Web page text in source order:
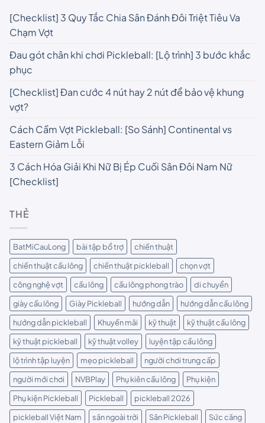
[Checklist] 3 Quy Tắc Chia Sân Đánh Đôi Triệt Tiêu Va
Chạm Vợt
Đau gót chân khi chơi Pickleball: [Lộ trình] 3 bước khắc
phục
[Checklist] Đan cước 4 nút hay 2 nút để bảo vệ khung
vợt?
Cách Cầm Vợt Pickleball: [So Sánh] Continental vs
Eastern Giảm Lỗi
3 Cách Hóa Giải Khi Nữ Bị Ép Cuối Sân Đôi Nam Nữ
[Checklist]
THẺ
BatMiCauLong bài tập bổ trợ
chiến thuật
chiến thuật cầu lông
chiến thuật pickleball
chọn vợt
công nghệ vợt
cầu lông cầu lông phong trào
di chuyển
giày cầu lông
Giày Pickleball hướng dẫn
hướng dẫn cầu lông
hướng dẫn pickleball
Khuyến mãi kỹ thuật
kỹ thuật cầu lông
kỹ thuật pickleball
kỹ thuật volley
luyện tập cầu lông
lộ trình tập luyện
mẹo pickleball
người chơi trung cấp
người mới chơi
NVBPlay Phụ kiên cầu lông
Phụ kiện
Phụ kiện Pickleball
Pickleball
pickleball 2026
pickleball Việt Nam
sân ngoài trời Sân Pickleball
Sức căng